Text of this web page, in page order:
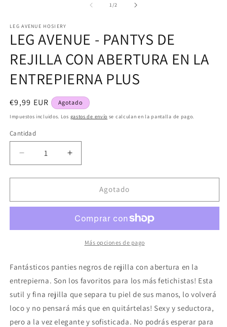
una
ventana
modal
1/de2
LEG AVENUE HOSIERY
LEG AVENUE - PANTYS DE
REJILLA CON ABERTURA EN LA
ENTREPIERNA PLUS
Precio
habitual
€9,99 EUR Agotado
Impuestos incluidos. Los gastos de envío se calculan en la pantalla de pago.
Cantidad
Reducir
cantidad
para
AVENUE
DE
ABERTURA
LA
ENTREPIERNA
PLUS
Aumentar
cantidad
para
AVENUE
PANTYS
DE
REJILLA
ABERTURA
LA
ENTREPIERNA
PLUS
Agotado
Más opciones de pago
Fantásticos panties negros de rejilla con abertura en la
entrepierna. Son los favoritos para los más fetichistas! Esta
sutil y fina rejilla que separa tu piel de sus manos, lo volverá
loco y no pensará más que en quitártelas! Sexy y seductora,
pero a la vez elegante y sofisticada. No podrás esperar para